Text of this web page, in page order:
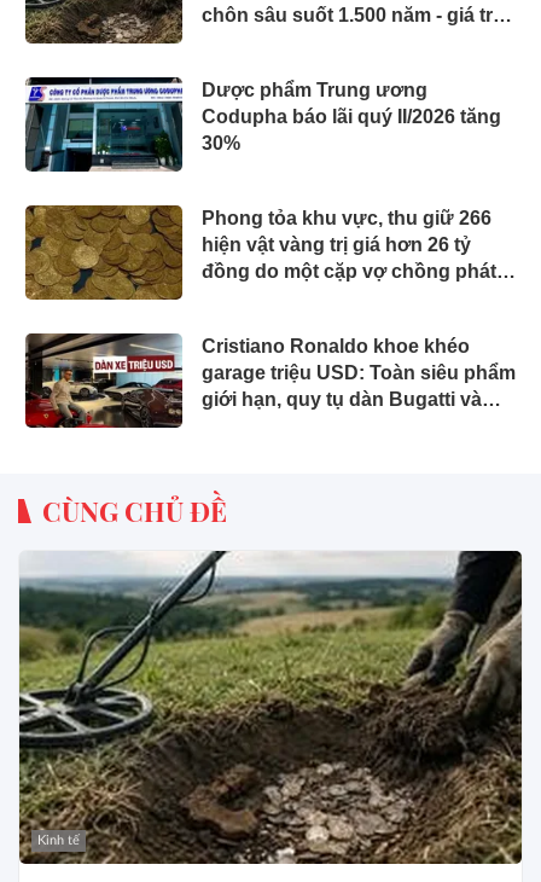
chôn sâu suốt 1.500 năm - giá trị
Dược phẩm Trung ương
Codupha báo lãi quý II/2026 tăng
30%
Phong tỏa khu vực, thu giữ 266
hiện vật vàng trị giá hơn 26 tỷ
đồng do một cặp vợ chồng phát
Cristiano Ronaldo khoe khéo
garage triệu USD: Toàn siêu phẩm
giới hạn, quy tụ dàn Bugatti và
CÙNG CHỦ ĐỀ
Kinh tế